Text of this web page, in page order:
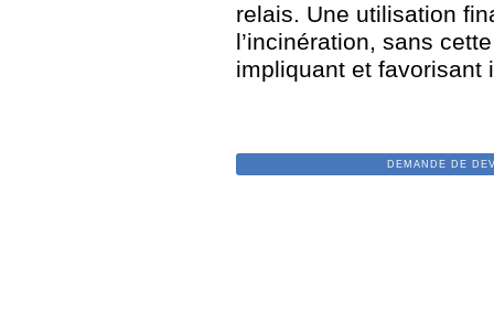
relais. Une utilisation
l’incinération, sans
impliquant et favorisant
DEMANDE DE DEVIS